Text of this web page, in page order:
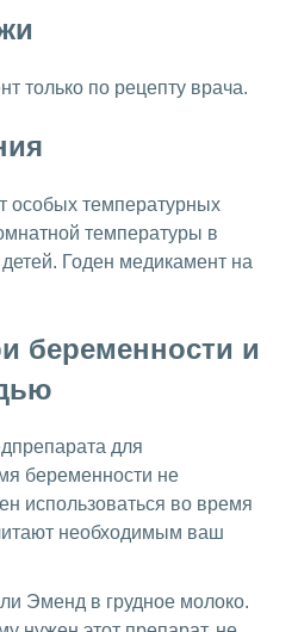
только по рецепту врача.
особых температурных
температуры в
Годен медикамент на
беременности и
для
беременности не
использоваться во время
необходимым ваш
Эменд в грудное молоко.